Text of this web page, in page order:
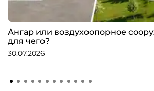
Ангар или воздухоопорное
для чего?
30.07.2026